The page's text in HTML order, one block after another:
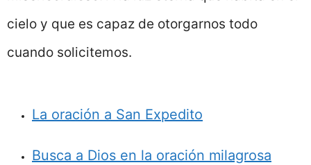
cielo y que es capaz de otorgarnos todo
cuando solicitemos.
La oración a San Expedito
Busca a Dios en la oración milagrosa